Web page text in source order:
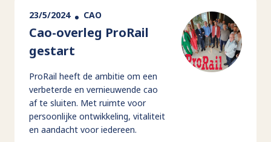
23/5/2024 CAO
Cao-overleg ProRail
gestart
ProRail heeft de ambitie om een
verbeterde en vernieuwende cao
af te sluiten. Met ruimte voor
persoonlijke ontwikkeling, vitaliteit
en aandacht voor iedereen.